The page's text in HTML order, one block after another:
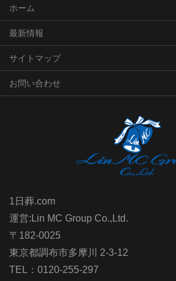
ホーム
最新情報
サイトマップ
お問い合わせ
1日葬.com
運営:Lin MC Group Co.,Ltd.
〒182-0025
東京都調布市多摩川 2-3-12
TEL：0120-255-297